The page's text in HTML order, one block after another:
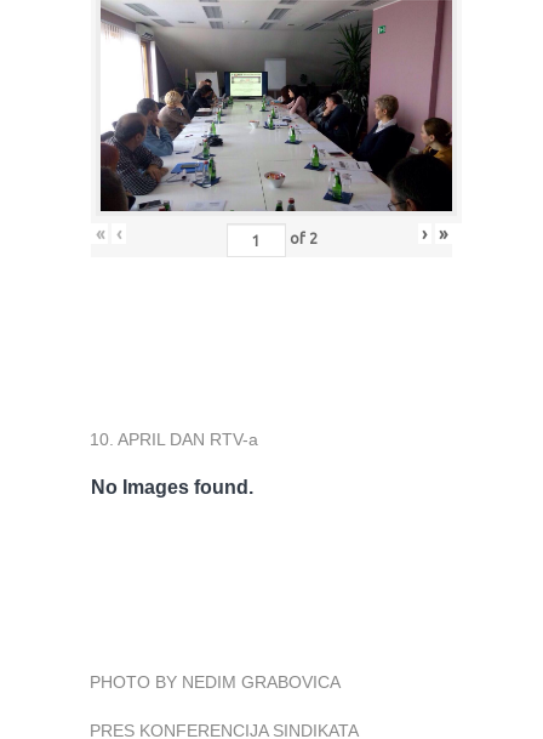
« ‹ of 2 › »
10. APRIL DAN RTV-a
No Images found.
PHOTO BY NEDIM GRABOVICA
PRES KONFERENCIJA SINDIKATA